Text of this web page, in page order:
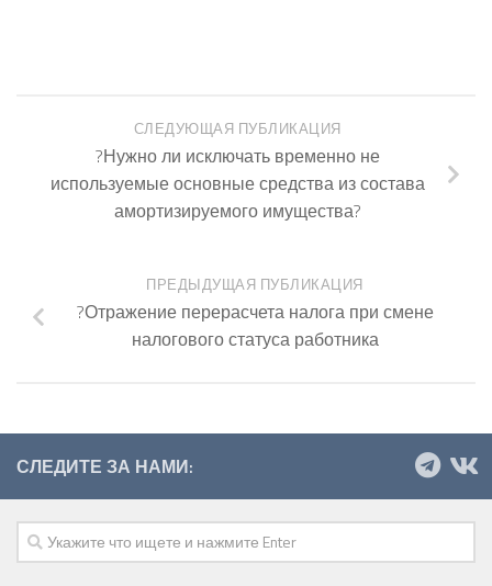
СЛЕДУЮЩАЯ ПУБЛИКАЦИЯ
?Нужно ли исключать временно не
используемые основные средства из состава
амортизируемого имущества?
ПРЕДЫДУЩАЯ ПУБЛИКАЦИЯ
?Отражение перерасчета налога при смене
налогового статуса работника
СЛЕДИТЕ ЗА НАМИ: